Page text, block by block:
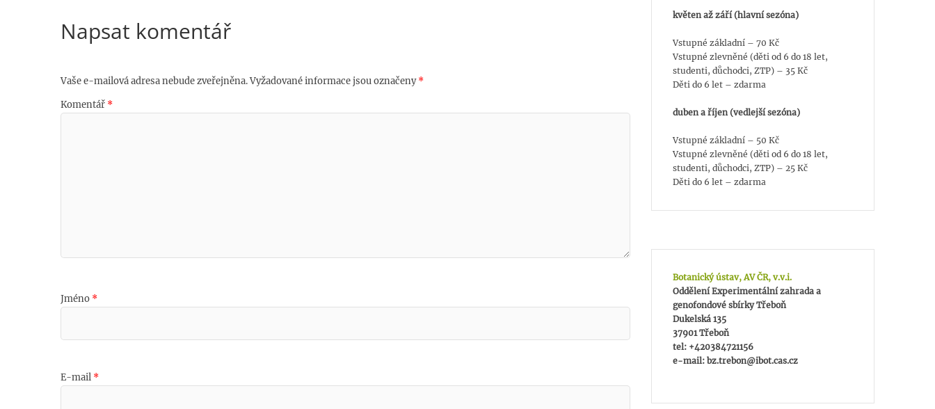
Napsat komentář
Vaše e-mailová adresa nebude zveřejněna.Vyžadované informace jsou označeny*
Komentář *
Jméno *
E-mail *
květen až září (hlavní sezóna)
Vstupné základní – 70 Kč
Vstupné zlevněné (děti od 6 do 18 let,
studenti, důchodci, ZTP) – 35 Kč
Děti do 6 let – zdarma
duben a říjen (vedlejší sezóna)
Vstupné základní – 50 Kč
Vstupné zlevněné (děti od 6 do 18 let,
studenti, důchodci, ZTP) – 25 Kč
Děti do 6 let – zdarma
Botanický ústav, AV ČR, v.v.i.
Oddělení Experimentální zahrada a
genofondové sbírky Třeboň
Dukelská 135
37901 Třeboň
tel: +420384721156
e-mail: bz.trebon@ibot.cas.cz